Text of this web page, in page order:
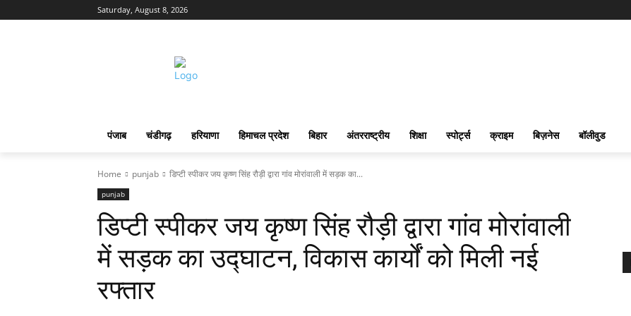
Saturday, August 8, 2026
पंजाब चंडीगढ़ हरियाणा हिमाचल प्रदेश बिहार अंतरराष्ट्रीय शिक्षा स्पोर्ट्स क्राइम बिज़नेस बॉलीवुड
Home punjab डिप्टी स्पीकर जय कृष्ण सिंह रौड़ी द्वारा गांव मोरांवाली में सड़क का...
punjab
डिप्टी स्पीकर जय कृष्ण सिंह रौड़ी द्वारा गांव मोरांवाली
में सड़क का उद्घाटन, विकास कार्यों को मिली नई
रफ्तार